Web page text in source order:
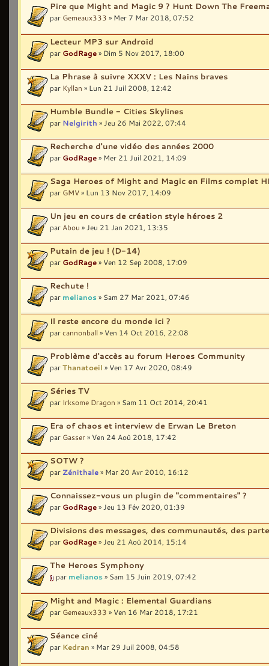
Pire que Might and Magic 9 ? Hunt Down The
par Gemeaux333 » Mer 7 Mar 2018, 07:52
Lecteur MP3 sur Android
par GodRage» Dim 5 Nov 2017, 18:00
La Phrase à suivre XXXV : Les Nains braves
par Kyllan » Lun 21 Juil 2008, 12:42
Humble Bundle - Cities Skylines
par Nelgirith » Jeu 26 Mai 2022, 07:44
Recherche d'une vidéo des années 2000
par GodRage» Mer 21 Juil 2021, 14:09
Saga Heroes of Might and Magic en Films complet
par GMV» Lun 13 Nov 2017, 14:09
Un jeu en cours de création style héroes 2
par Abou » Jeu 21 Jan 2021, 13:35
Putain de jeu ! (D-14)
par GodRage» Ven 12 Sep 2008, 17:09
Rechute !
par melianos» Sam 27 Mar 2021, 07:46
Il reste encore du monde ici ?
parcannonball» Ven 14 Oct 2016, 22:08
Problème d'accès au forum Heroes Community
parThanatoeil » Ven 17 Avr 2020, 08:49
Séries TV
par Irksome Dragon » Sam 11 Oct 2014, 20:41
Era of chaos et interview de Erwan Le Breton
par Gasser» Ven 24 Aoû 2018, 17:42
SOTW ?
par Zénithale» Mar 20 Avr 2010, 16:12
Connaissez-vous un plugin de "commentaires" ?
par GodRage» Jeu 13 Fév 2020, 01:39
Divisions des messages, des communautés, des
par GodRage» Jeu 21 Aoû 2014, 15:14
The Heroes Symphony
par melianos» Sam 15 Juin 2019, 07:42
Might and Magic : Elemental Guardians
par Gemeaux333 » Ven 16 Mar 2018, 17:21
Séance ciné
par Kedran » Mar 29 Juil 2008, 04:58